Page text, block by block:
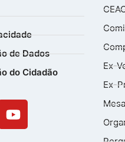
de Dados
do Cidadão
Ex-
Ex-